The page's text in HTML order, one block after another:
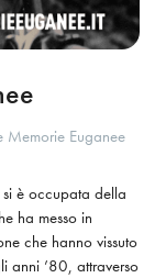
Memorie Euganee
è occupata della
ha messo in
che hanno vissuto
anni ’80, attraverso